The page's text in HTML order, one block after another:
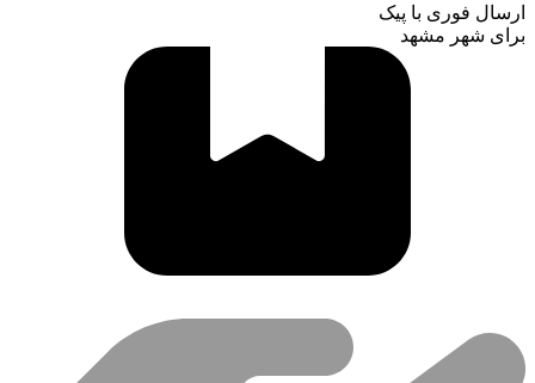
ارسال فوری با پیک
برای شهر مشهد